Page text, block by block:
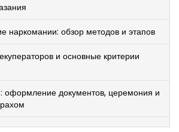
наркомании: обзор методов и этапов
и основные критерии
оформление документов, церемония и